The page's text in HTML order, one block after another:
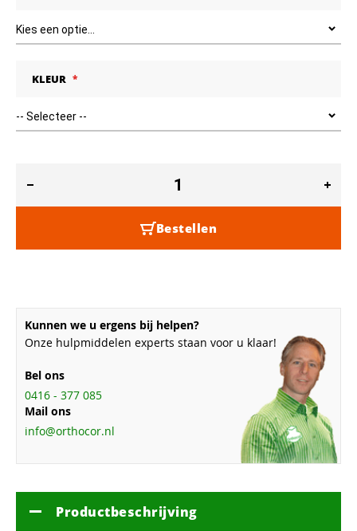
KLEUR
Bestellen
Kunnen we u ergens bij helpen?
Onze hulpmiddelen experts staan voor u klaar!
Bel ons
0416 - 377 085
Mail ons
info@orthocor.nl
Productbeschrijving